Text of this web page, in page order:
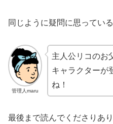
同じように疑問に思ってい
管理人maru
主人公リコのお
キャラクターが
ね！
最後まで読んでくださりあ